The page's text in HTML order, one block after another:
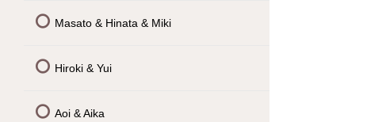
Masato & Hinata & Miki
Hiroki & Yui
Aoi & Aika